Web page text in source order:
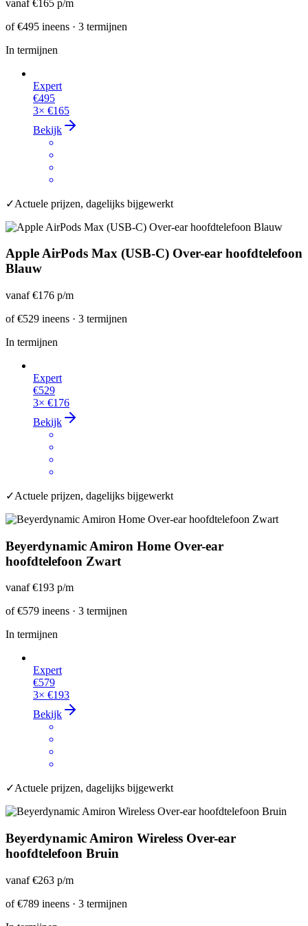
vanaf€165 p/m
of€495 ineens · 3 termijnen
In termijnen
Expert
€495
3× €165
Bekijk
✓Actuele prijzen, dagelijks bijgewerkt
Apple AirPods Max (USB-C) Over-ear hoofdtelefoon
Blauw
vanaf€176 p/m
of€529 ineens · 3 termijnen
In termijnen
Expert
€529
3× €176
Bekijk
✓Actuele prijzen, dagelijks bijgewerkt
Beyerdynamic Amiron Home Over-ear
hoofdtelefoon Zwart
vanaf€193 p/m
of€579 ineens · 3 termijnen
In termijnen
Expert
€579
3× €193
Bekijk
✓Actuele prijzen, dagelijks bijgewerkt
Beyerdynamic Amiron Wireless Over-ear
hoofdtelefoon Bruin
vanaf€263 p/m
of€789 ineens · 3 termijnen